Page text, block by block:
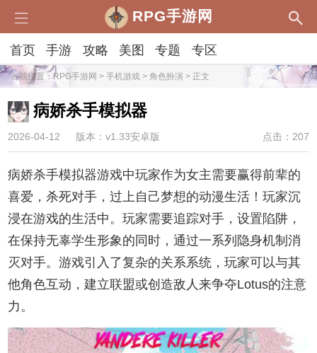
RPG手游网
首页 手游 攻略 美图 专题 专区
当前位置：RPG手游网 > 手机游戏 > 角色扮演 > 正文
病娇杀手模拟器
2026-04-12 版本：v1.33安卓版 点击：207
病娇杀手模拟器游戏中玩家作为女主需要赢得前辈的
喜爱，杀死对手，过上自己梦想的动漫生活！玩家沉
浸在游戏的生活中。玩家需要追踪对手，设置陷阱，
在保持无辜学生形象的同时，通过一系列隐身机制消
灭对手。游戏引入了复杂的关系系统，玩家可以与其
他角色互动，建立联盟或创造敌人来争夺Lotus的注意
力。